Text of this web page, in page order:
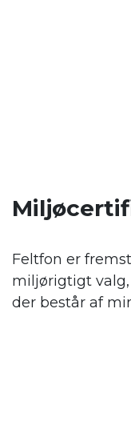
Feltfon er
miljørigtigt
der består af